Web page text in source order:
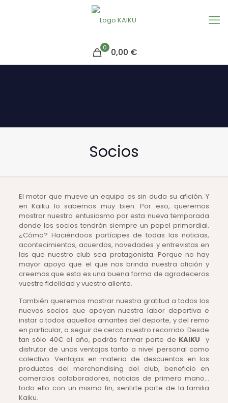
0 0,00 €
Socios
El motor que mueve un equipo es sin duda su afición. Y
en Kaiku lo sabemos muy bien. Por eso, queremos
mostrar nuestro entusiasmo por esta nueva temporada
donde los socios tendrán siempre un papel primordial.
¿Cómo? Haciéndoos partícipes de todas las noticias,
acontecimientos, acuerdos, novedades y entrevistas en
las que nuestro club sea protagonista. Porque no hay
mayor apoyo que el que nos brinda nuestra afición y
creemos que esta es una buena forma de agradeceros
vuestra fidelidad y vuestro aliento.
También queremos mostrar nuestra gratitud a todos los
nuevos socios que apoyan nuestra labor deportiva e
instar a todos aquellos amantes del deporte, y del remo
en particular, a seguir de cerca nuestro recorrido. Desde
tan sólo 40€ al año, podrás formar parte de KAIKU
y
disfrutar de unas ventajas tanto a nivel personal como
colectivo. Ventajas en materia de descuentos en los
productos del merchandising del club, beneficio en
comercios colaboradores, noticias de primera mano…
todo ello con un mismo fin, sentirte parte de la familia
Kaiku.